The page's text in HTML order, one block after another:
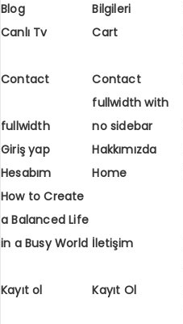
Blog
Bilgileri
Canlı Tv
Cart
Contact Contact
fullwidth
fullwidth with
no sidebar
Giriş yap
Hakkımızda
Hesabım
Home
How to Create
a Balanced Life
in a Busy World İletişim
Kayıt ol Kayıt Ol